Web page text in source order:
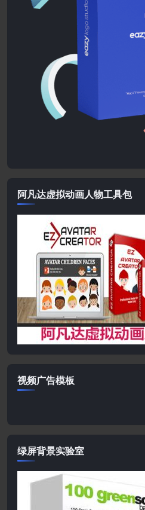
阿凡达虚拟动画人物工具包
视频广告模板
绿屏背景实验室